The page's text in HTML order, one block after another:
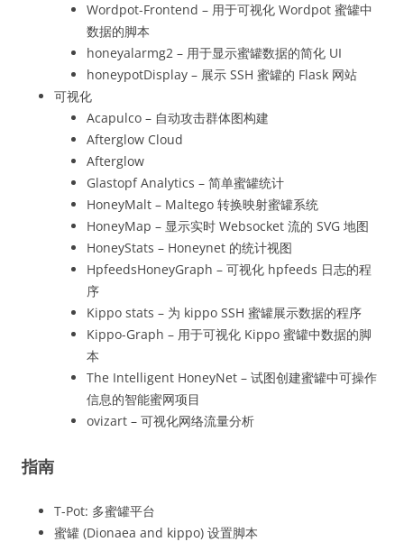
Wordpot-Frontend – 用于可视化 Wordpot 蜜罐中
数据的脚本
honeyalarmg2 – 用于显示蜜罐数据的简化 UI
honeypotDisplay – 展示 SSH 蜜罐的 Flask 网站
可视化
Acapulco – 自动攻击群体图构建
Afterglow Cloud
Afterglow
Glastopf Analytics – 简单蜜罐统计
HoneyMalt – Maltego 转换映射蜜罐系统
HoneyMap – 显示实时 Websocket 流的 SVG 地图
HoneyStats – Honeynet 的统计视图
HpfeedsHoneyGraph – 可视化 hpfeeds 日志的程
序
Kippo stats – 为 kippo SSH 蜜罐展示数据的程序
Kippo-Graph – 用于可视化 Kippo 蜜罐中数据的脚
本
The Intelligent HoneyNet – 试图创建蜜罐中可操作
信息的智能蜜网项目
ovizart – 可视化网络流量分析
指南
T-Pot: 多蜜罐平台
蜜罐 (Dionaea and kippo) 设置脚本